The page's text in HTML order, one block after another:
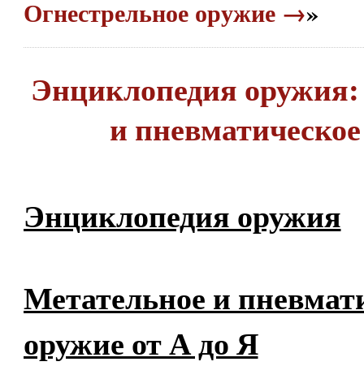
Огнестрельное оружие →»
Энциклопедия
и
Энциклопедия оружия
Метательное и
оружие от А до Я